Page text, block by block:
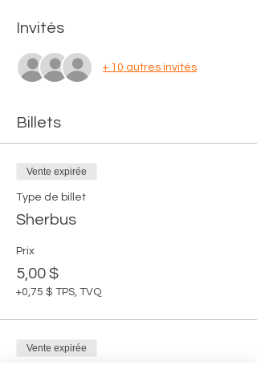
Invités
+ 10 autres invités
Billets
Vente expirée
Type de billet
Sherbus
Prix
5,00 $
+0,75 $ TPS, TVQ
Vente expirée